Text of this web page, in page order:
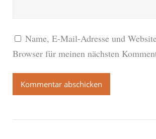
Name, E-Mail-Adresse und
Browser für meinen nächsten